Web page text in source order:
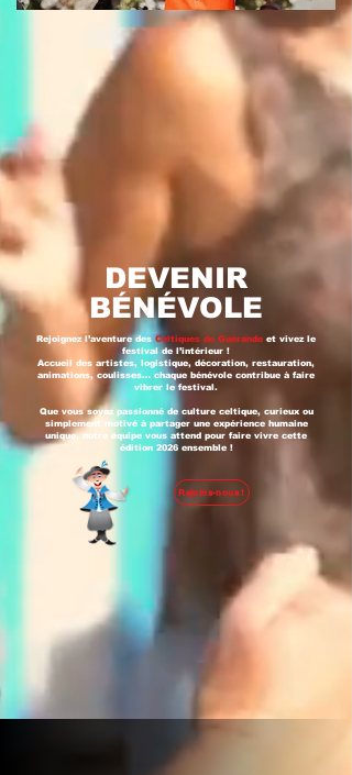
Rejoignez l’aventure des Celtiques de Guérande et vivez le
festival de l’intérieur !
Accueil des artistes, logistique, décoration, restauration,
animations, coulisses… chaque bénévole contribue à faire
vibrer le festival.
Que vous soyez passionné de culture celtique, curieux ou
simplement motivé à partager une expérience humaine
unique, notre équipe vous attend pour faire vivre cette
édition 2026 ensemble !
DEVENIR
BÉNÉVOLE
Rejoins-nous !